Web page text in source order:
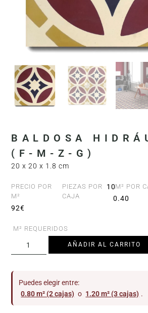
BALDOSA
(F-M-Z-G)
20 x 20 x 1.8 cm
PRECIO POR
M²
92€
PIEZAS POR
CAJA
10M² POR
0.40
M² REQUERIDOS
AÑADIR AL CARRITO
Puedes elegir entre:
0.80 m² (2 cajas) o 1.20 m² (3 cajas) .